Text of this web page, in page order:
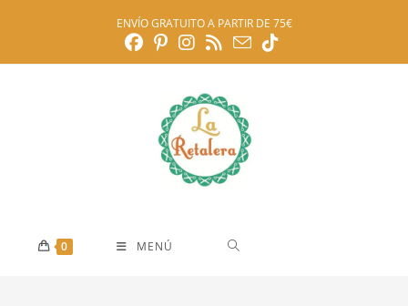
ENVÍO GRATUITO A PARTIR DE 75€
0 MENÚ